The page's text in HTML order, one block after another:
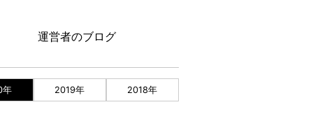
運営者のブログ
年 2019年 2018年